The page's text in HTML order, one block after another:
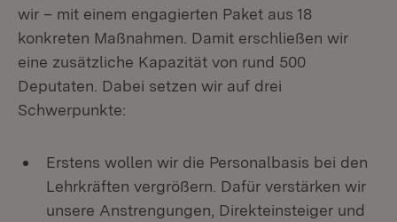
wir – mit einem engagierten Paket aus 18
konkreten Maßnahmen. Damit erschließen wir
eine zusätzliche Kapazität von rund 500
Deputaten. Dabei setzen wir auf drei
Schwerpunkte:
Erstens wollen wir die Personalbasis bei den
Lehrkräften vergrößern. Dafür verstärken wir
unsere Anstrengungen, Direkteinsteiger und